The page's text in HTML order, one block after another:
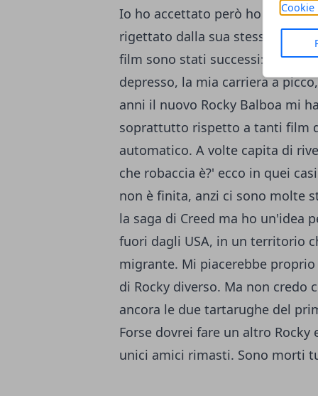
Cookie
Io ho accettato però ho
rigettato dalla sua stessa
film sono stati successi: "Rocky
depresso, la mia carriera a
anni il nuovo Rocky Balboa mi
soprattutto rispetto a tanti film
automatico. A volte capita di
che robaccia è?' ecco in quei
non è finita, anzi ci sono molte
la saga di Creed ma ho un'idea
fuori dagli USA, in un territorio
migrante. Mi piacerebbe
di Rocky diverso. Ma non credo
ancora le due tartarughe del
Forse dovrei fare un altro
unici amici rimasti. Sono morti